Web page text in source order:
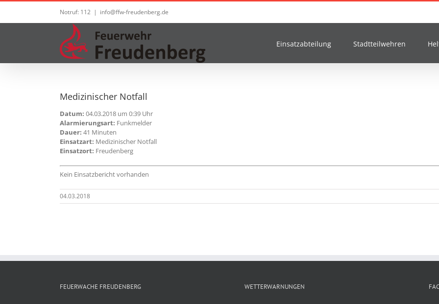
Zum
springen
Notruf: 112 | info@ffw-freudenberg.de
Einsatzabteilung Stadtteilwehren
Medizinischer Notfall
Datum: 04.03.2018 um 0:39 Uhr
Alarmierungsart: Funkmelder
Dauer: 41 Minuten
Einsatzart: Medizinischer Notfall
Einsatzort: Freudenberg
Kein Einsatzbericht vorhanden
04.03.2018
FEUERWACHE FREUDENBERG WETTERWARNUNGEN